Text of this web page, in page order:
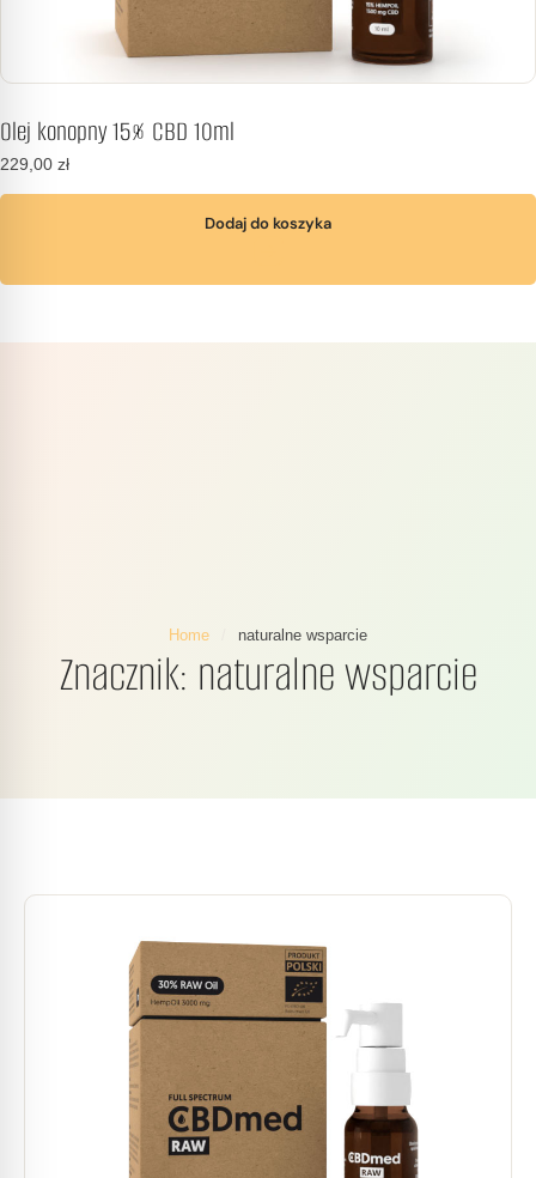
Olej konopny 15% CBD 10ml
229,00 zł
Dodaj do koszyka
Home naturalne wsparcie
Znacznik: naturalne wsparcie